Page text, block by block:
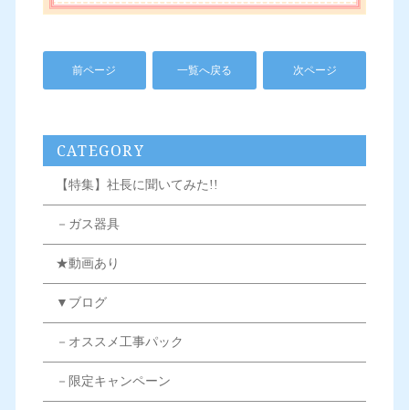
前ページ 一覧へ戻る 次ページ
CATEGORY
【特集】社長に聞いてみた!!
－ガス器具
★動画あり
▼ブログ
－オススメ工事パック
－限定キャンペーン